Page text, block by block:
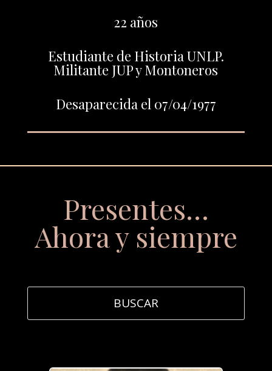
22 años
Estudiante de Historia UNLP.
Militante JUP y Montoneros
Desaparecida el 07/04/1977
Presentes…
Ahora y siempre